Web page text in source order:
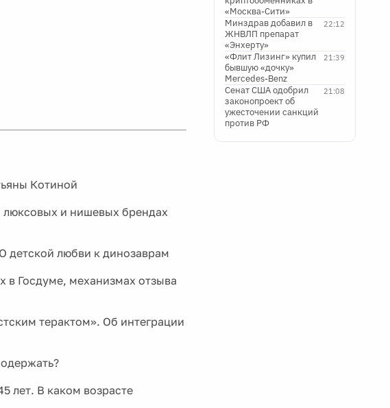
Котиной
и нишевых брендах
детской любви к динозаврам
в Госдуме, механизмах отзыва
терактом». Об интеграции
лет. В каком возрасте
«Москва-Сити»
22:12
Минздрав добавил в
ЖНВЛП препарат
«Энхерту»
21:39
«Флит Лизинг» купил
бывшую «дочку»
Mercedes-Benz
21:08
Сенат США одобрил
законопроект об
ужесточении санкций
против РФ